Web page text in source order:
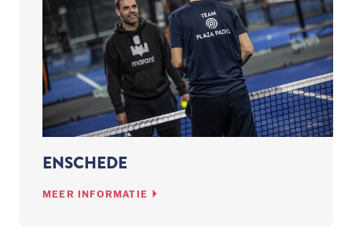
ENSCHEDE
MEER INFORMATIE